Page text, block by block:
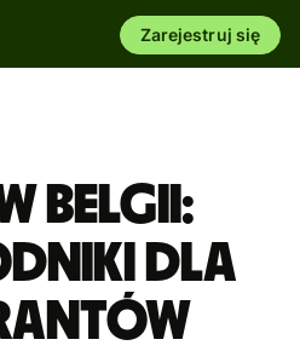
Zarejestruj się
Belgii:
dla